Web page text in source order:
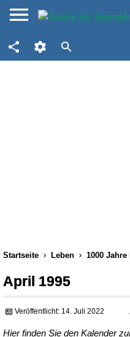
Startseite Leben 1000 Jahre
April 1995
Veröffentlicht: 14. Juli 2022
Hier finden Sie den Kalender